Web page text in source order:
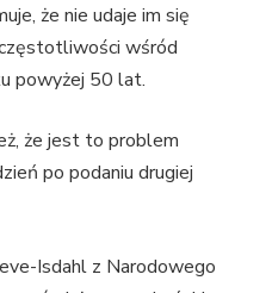
że nie udaje im się
wśród
powyżej 50 lat.
że jest to problem
po podaniu drugiej
Isdahl z Narodowego